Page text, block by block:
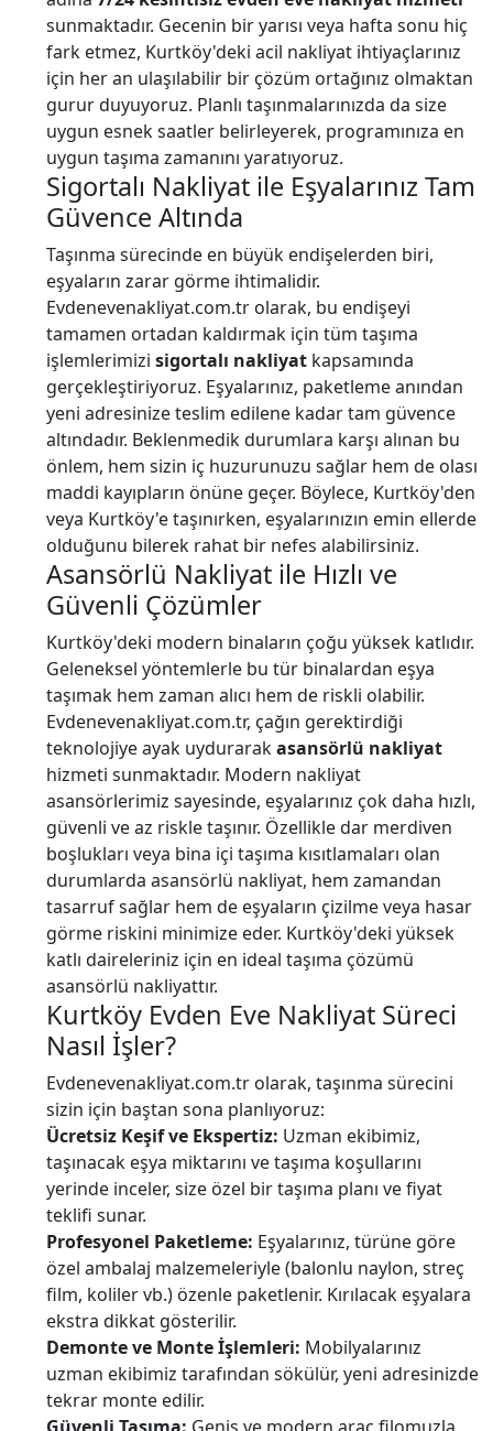
sunmaktadır. Gecenin bir yarısı veya hafta sonu hiç
fark etmez, Kurtköy'deki acil nakliyat ihtiyaçlarınız
için her an ulaşılabilir bir çözüm ortağınız olmaktan
gurur duyuyoruz. Planlı taşınmalarınızda da size
uygun esnek saatler belirleyerek, programınıza en
uygun taşıma zamanını yaratıyoruz.
Sigortalı Nakliyat ile Eşyalarınız Tam
Güvence Altında
Taşınma sürecinde en büyük endişelerden biri,
eşyaların zarar görme ihtimalidir.
Evdenevenakliyat.com.tr olarak, bu endişeyi
tamamen ortadan kaldırmak için tüm taşıma
işlemlerimizi sigortalı nakliyat kapsamında
gerçekleştiriyoruz. Eşyalarınız, paketleme anından
yeni adresinize teslim edilene kadar tam güvence
altındadır. Beklenmedik durumlara karşı alınan bu
önlem, hem sizin iç huzurunuzu sağlar hem de olası
maddi kayıpların önüne geçer. Böylece, Kurtköy'den
veya Kurtköy'e taşınırken, eşyalarınızın emin ellerde
olduğunu bilerek rahat bir nefes alabilirsiniz.
Asansörlü Nakliyat ile Hızlı ve
Güvenli Çözümler
Kurtköy'deki modern binaların çoğu yüksek katlıdır.
Geleneksel yöntemlerle bu tür binalardan eşya
taşımak hem zaman alıcı hem de riskli olabilir.
Evdenevenakliyat.com.tr, çağın gerektirdiği
teknolojiye ayak uydurarakasansörlü nakliyat
hizmeti sunmaktadır. Modern nakliyat
asansörlerimiz sayesinde, eşyalarınız çok daha hızlı,
güvenli ve az riskle taşınır. Özellikle dar merdiven
boşlukları veya bina içi taşıma kısıtlamaları olan
durumlarda asansörlü nakliyat, hem zamandan
tasarruf sağlar hem de eşyaların çizilme veya hasar
görme riskini minimize eder. Kurtköy'deki yüksek
katlı daireleriniz için en ideal taşıma çözümü
asansörlü nakliyattır.
Kurtköy Evden Eve Nakliyat Süreci
Nasıl İşler?
Evdenevenakliyat.com.tr olarak, taşınma sürecini
sizin için baştan sona planlıyoruz:
Ücretsiz Keşif ve Ekspertiz: Uzman ekibimiz,
taşınacak eşya miktarını ve taşıma koşullarını
yerinde inceler, size özel bir taşıma planı ve fiyat
teklifi sunar.
Profesyonel Paketleme: Eşyalarınız, türüne göre
özel ambalaj malzemeleriyle (balonlu naylon, streç
film, koliler vb.) özenle paketlenir. Kırılacak eşyalara
ekstra dikkat gösterilir.
Demonte ve Monte İşlemleri: Mobilyalarınız
uzman ekibimiz tarafından sökülür, yeni adresinizde
tekrar monte edilir.